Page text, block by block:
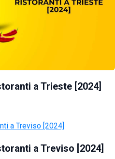
a Trieste [2024]
a Treviso [2024]